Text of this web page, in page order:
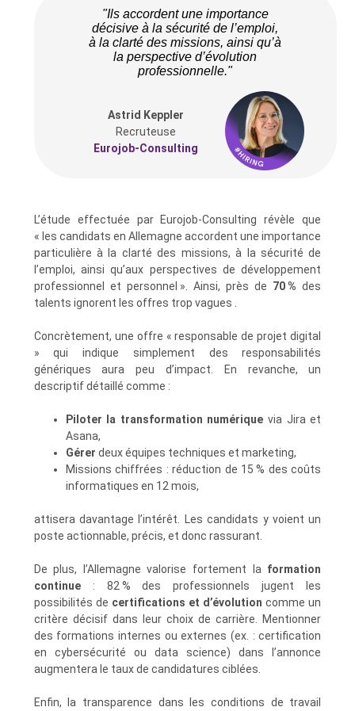
"Ils accordent une importance
décisive à la sécurité de l’emploi,
à la clarté des missions, ainsi qu’à
la perspective d’évolution
professionnelle."
Astrid Keppler
Recruteuse
Eurojob-Consulting
L’étude effectuée par Eurojob‑Consulting révèle que
« les candidats en Allemagne accordent une importance
particulière à la clarté des missions, à la sécurité de
l’emploi, ainsi qu’aux perspectives de développement
professionnel et personnel ». Ainsi, près de 70 % des
talents ignorent les offres trop vagues .
Concrètement, une offre « responsable de projet digital
» qui indique simplement des responsabilités
génériques aura peu d’impact. En revanche, un
descriptif détaillé comme :
Piloter la transformation numérique via Jira et
Asana,
Gérer deux équipes techniques et marketing,
Missions chiffrées : réduction de 15 % des coûts
informatiques en 12 mois,
attisera davantage l’intérêt. Les candidats y voient un
poste actionnable, précis, et donc rassurant.
De plus, l’Allemagne valorise fortement la formation
continue: 82 % des professionnels jugent les
possibilités de certifications et d’évolution comme un
critère décisif dans leur choix de carrière. Mentionner
des formations internes ou externes (ex. : certification
en cybersécurité ou data science) dans l’annonce
augmentera le taux de candidatures ciblées.
Enfin, la transparence dans les conditions de travail